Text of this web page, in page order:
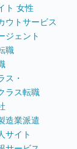
ト 女性
ウトサービス
ジェント
職
ス・
ラス転職
造業派遣
サイト